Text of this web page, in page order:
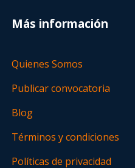
Más información
Quienes Somos
Publicar convocatoria
Blog
Términos y condiciones
Políticas de privacidad